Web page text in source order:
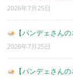
2026年7月25日
【パンデェさん
2026年7月25日
【パンデェさん